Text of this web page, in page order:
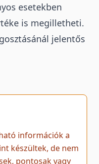
esetekben
is megilletheti.
jelentős
információk a
készültek, de nem
pontosak vagy